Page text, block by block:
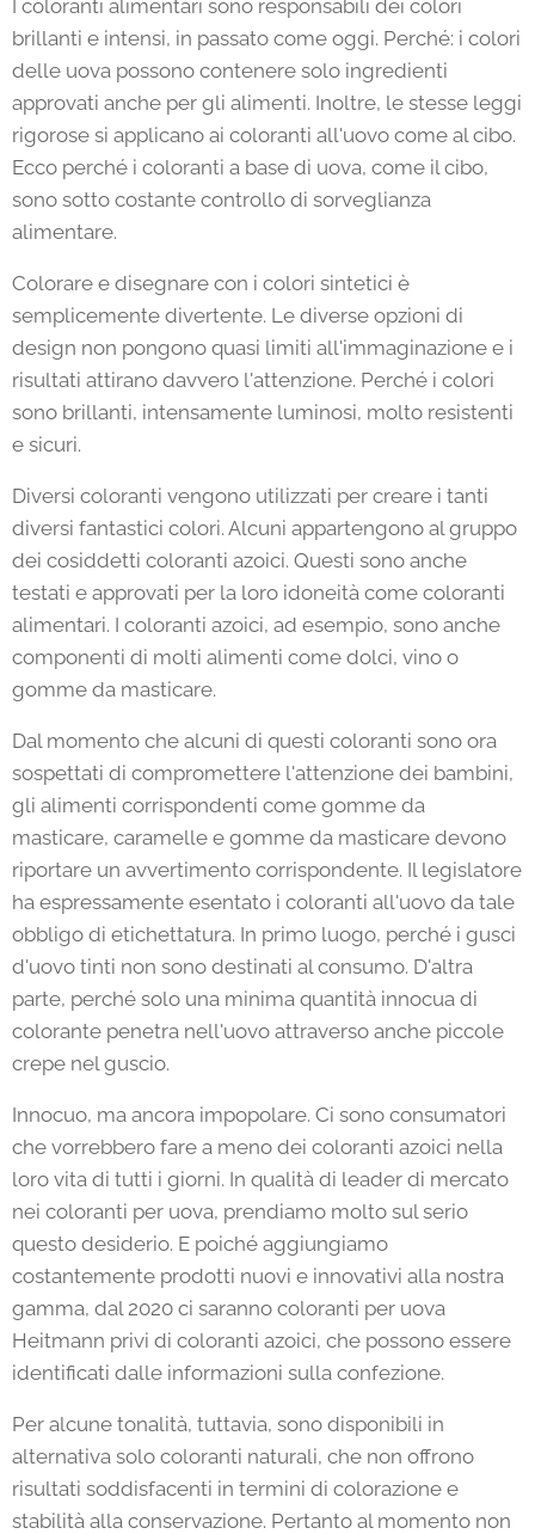
I coloranti alimentari sono responsabili dei colori
brillanti e intensi, in passato come oggi. Perché: i colori
delle uova possono contenere solo ingredienti
approvati anche per gli alimenti. Inoltre, le stesse leggi
rigorose si applicano ai coloranti all'uovo come al cibo.
Ecco perché i coloranti a base di uova, come il cibo,
sono sotto costante controllo di sorveglianza
alimentare.
Colorare e disegnare con i colori sintetici è
semplicemente divertente. Le diverse opzioni di
design non pongono quasi limiti all'immaginazione e i
risultati attirano davvero l'attenzione. Perché i colori
sono brillanti, intensamente luminosi, molto resistenti
e sicuri.
Diversi coloranti vengono utilizzati per creare i tanti
diversi fantastici colori. Alcuni appartengono al gruppo
dei cosiddetti coloranti azoici. Questi sono anche
testati e approvati per la loro idoneità come coloranti
alimentari. I coloranti azoici, ad esempio, sono anche
componenti di molti alimenti come dolci, vino o
gomme da masticare.
Dal momento che alcuni di questi coloranti sono ora
sospettati di compromettere l'attenzione dei bambini,
gli alimenti corrispondenti come gomme da
masticare, caramelle e gomme da masticare devono
riportare un avvertimento corrispondente. Il legislatore
ha espressamente esentato i coloranti all'uovo da tale
obbligo di etichettatura. In primo luogo, perché i gusci
d'uovo tinti non sono destinati al consumo. D'altra
parte, perché solo una minima quantità innocua di
colorante penetra nell'uovo attraverso anche piccole
crepe nel guscio.
Innocuo, ma ancora impopolare. Ci sono consumatori
che vorrebbero fare a meno dei coloranti azoici nella
loro vita di tutti i giorni. In qualità di leader di mercato
nei coloranti per uova, prendiamo molto sul serio
questo desiderio. E poiché aggiungiamo
costantemente prodotti nuovi e innovativi alla nostra
gamma, dal 2020 ci saranno coloranti per uova
Heitmann privi di coloranti azoici, che possono essere
identificati dalle informazioni sulla confezione.
Per alcune tonalità, tuttavia, sono disponibili in
alternativa solo coloranti naturali, che non offrono
risultati soddisfacenti in termini di colorazione e
stabilità alla conservazione. Pertanto al momento non